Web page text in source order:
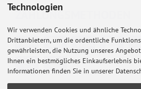
ZAHLUNGS­METHODEN
Technologien
Wir verwenden Cookies und ähnliche
Drittanbietern, um die ordentliche
gewährleisten, die Nutzung unseres
Ihnen ein bestmögliches Einkaufserlebnis
Informationen finden Sie in unserer